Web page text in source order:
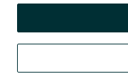
Szukaj Obserwujesz